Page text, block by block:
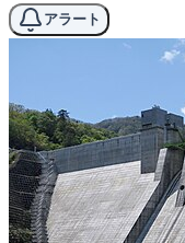
アラート